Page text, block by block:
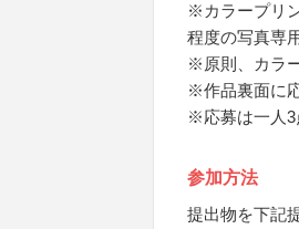
※カラープリ
程度の写真専
※原則、カラ
※作品裏面に
※応募は一人3
参加方法
提出物を下記